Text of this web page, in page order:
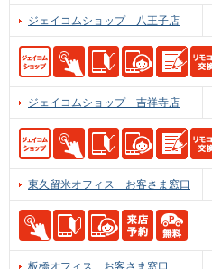
ジェイコムショップ 八王子店
ジェイコムショップ 吉祥寺店
東久留米オフィス お客さま窓口
板橋オフィス お客さま窓口